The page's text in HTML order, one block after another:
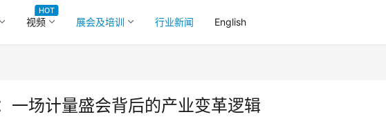
视频
HOT
展会及培训 行业新闻 English
一场计量盛会背后的产业变革逻辑